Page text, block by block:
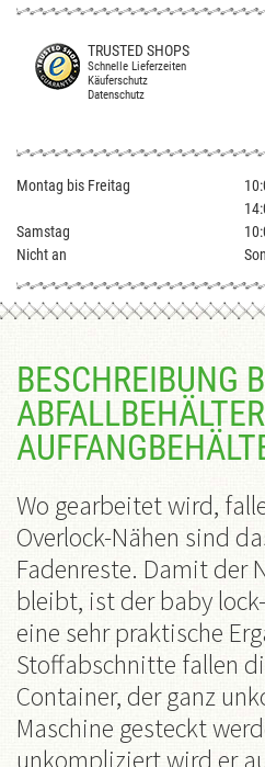
TRUSTED SHOPS
Schnelle Lieferzeiten
Käuferschutz
Datenschutz
Montag bis Freitag
Samstag
Nicht an
BESCHREIBUNG
Wo gearbeitet wird,
Overlock-Nähen sind
Fadenreste. Damit der
bleibt, ist der baby
eine sehr praktische
Stoffabschnitte fallen
Container, der ganz
Maschine gesteckt
unkompliziert wird er